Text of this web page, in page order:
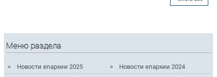
Меню раздела
Новости епархии 2025
Новости епархии 2024